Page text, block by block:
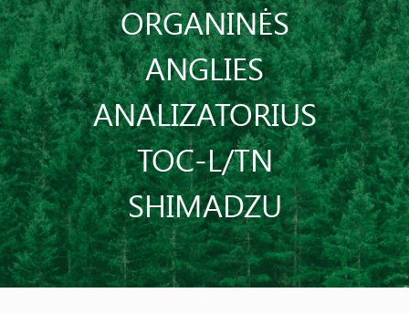
ORGANINĖS
ANGLIES
ANALIZATORIUS
TOC-L/TN
SHIMADZU